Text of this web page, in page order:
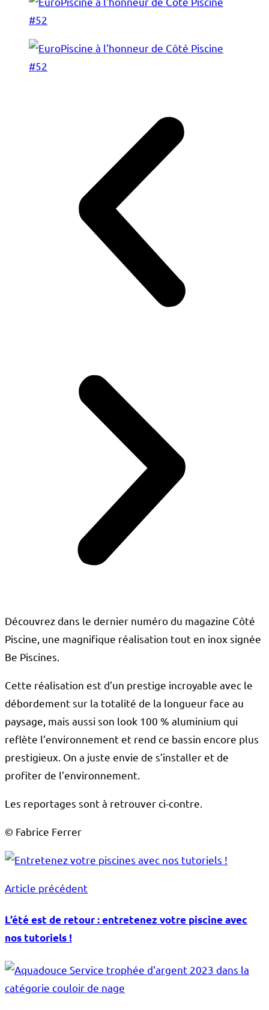
Découvrez dans le dernier numéro du magazine Côté
Piscine, une magnifique réalisation tout en inox signée
Be Piscines.
Cette réalisation est d’un prestige incroyable avec le
débordement sur la totalité de la longueur face au
paysage, mais aussi son look 100 % aluminium qui
reflète l’environnement et rend ce bassin encore plus
prestigieux. On a juste envie de s’installer et de
profiter de l’environnement.
Les reportages sont à retrouver ci-contre.
© Fabrice Ferrer
Article précédent
L’été est de retour : entretenez votre piscine avec
nos tutoriels !